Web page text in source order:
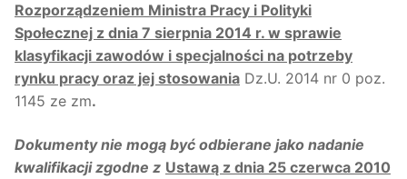
Rozporządzeniem Ministra Pracy i Polityki
Społecznej z dnia 7 sierpnia 2014 r. w sprawie
klasyfikacji zawodów i specjalności na potrzeby
rynku pracy oraz jej stosowania Dz.U. 2014 nr 0 poz.
1145 ze zm.
Dokumenty nie mogą być odbierane jako nadanie
kwalifikacji zgodne z Ustawą z dnia 25 czerwca 2010